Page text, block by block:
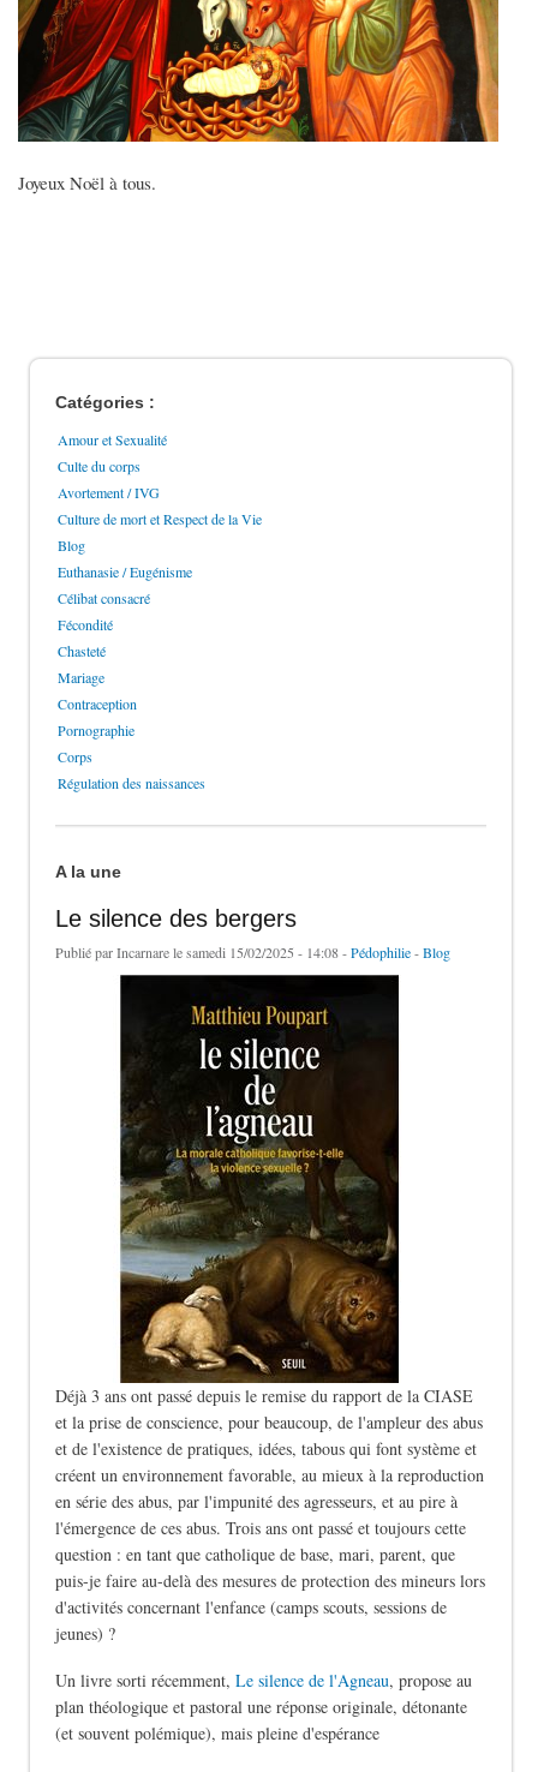
Joyeux Noël à tous.
Catégories :
Amour et Sexualité
Culte du corps
Avortement / IVG
Culture de mort et Respect de la Vie
Blog
Euthanasie / Eugénisme
Célibat consacré
Fécondité
Chasteté
Mariage
Contraception
Pornographie
Corps
Régulation des naissances
A la une
Le silence des bergers
Publié parIncarnarele samedi 15/02/2025 - 14:08 -Pédophilie-Blog
Déjà 3 ans ont passé depuis le remise du rapport de la CIASE
et la prise de conscience, pour beaucoup, de l'ampleur des abus
et de l'existence de pratiques, idées, tabous qui font système et
créent un environnement favorable, au mieux à la reproduction
en série des abus, par l'impunité des agresseurs, et au pire à
l'émergence de ces abus. Trois ans ont passé et toujours cette
question : en tant que catholique de base, mari, parent, que
puis-je faire au-delà des mesures de protection des mineurs lors
d'activités concernant l'enfance (camps scouts, sessions de
jeunes) ?
Un livre sorti récemment, Le silence de l'Agneau, propose au
plan théologique et pastoral une réponse originale, détonante
(et souvent polémique), mais pleine d'espérance